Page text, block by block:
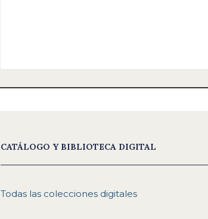
CATÁLOGO Y BIBLIOTECA DIGITAL
Todas las colecciones digitales